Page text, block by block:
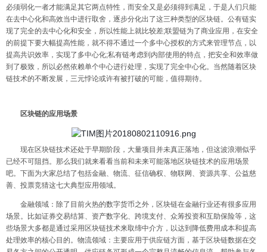
必须弱化一者才能满足其它两点特性，而安全又是必须得到满足，于是人们只能
在去中心化和高效当中进行取舍，逐步分化出了这三种类型的区块链。公有链实
现了完全的去中心化和安全，所以性能上就比较差;联盟链为了商业应用，在安全
的前提下要大幅提高性能，就不得不通过一个多中心授权的方式来管理节点，以
提高共识效率，实现了多中心化;私有链考虑到内部使用的特点，把安全和效率做
到了极致，所以必然依赖单个中心进行处理，实现了完全中心化。当然随着区块
链技术的不断发展，三元悖论或许有被打破的可能，值得期待。
区块链的应用场景
现在区块链技术还处于早期阶段，大量项目并未真正落地，但这波浪潮似乎
已经不可阻挡。那么我们就来看看当前和未来可能落地区块链技术的应用场景
吧。下面为大家总结了包括金融、物流、征信确权、物联网、资源共享、公益慈
善、投票竞猜这七大典型应用领域。
金融领域：除了目前火热的数字货币之外，区块链在金融行业还有很多应用
场景。比如证券交易结算、资产数字化、跨境支付、众筹投资和互助保险等，这
些场景大多都是通过采用区块链技术来取缔中介方，以达到降低费用成本和提高
处理效率的核心目的。物流领域：主要应用于供应链方面，基于区块链数据在交